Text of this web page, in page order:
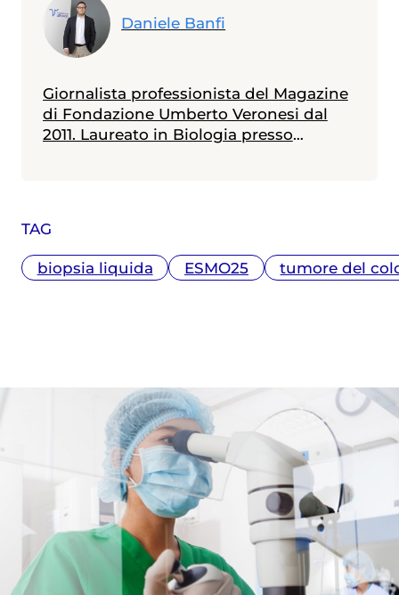
TAG
biopsia liquida ESMO25 tumore del
Daniele Banfi
Giornalista professionista del Magazine
di Fondazione Umberto Veronesi dal
2011. Laureato in Biologia presso
Scienza ottenuto presso l'Università La
Sapienza di Roma. In questi anni ha
seguito i principali congressi mondiali
la nascita dei nuovi antivirali contro il
virus dell’epatite C, la rivoluzione dei
trattamenti per l’ictus tramite la
chirurgia endovascolare e la nascita
delle nuove terapie a lunga durata
d’azione per HIV. Dal 2020 ha inoltre
contribuito al racconto della pandemia
Covid-19 approfondendo in particolare
l'iter che ha portato allo sviluppo dei
vaccini a mRNA. Collabora con diverse